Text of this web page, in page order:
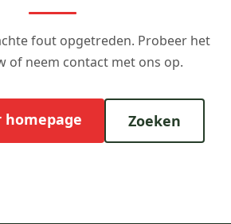
fout opgetreden. Probeer het
of neem contact met ons op.
homepage Zoeken